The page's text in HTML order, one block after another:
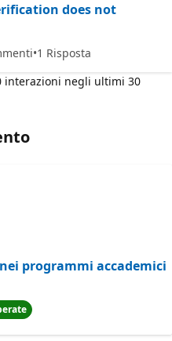
does not
1 Risposta
interazioni negli ultimi 30
programmi accademici